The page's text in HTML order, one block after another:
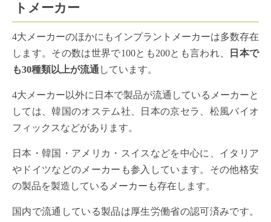
トメーカー
4大メーカーのほかにもインプラントメーカーは多数存在
します。その数は世界で100とも200とも言われ、
日本で
も30種類以上が流通 しています。
4大メーカー以外に日本で製品が流通しているメーカーと
しては、韓国のオステム社、日本の京セラ、松風バイオ
フィックスなどがあります。
日本・韓国・アメリカ・スイスなどを中心に、イタリア
やドイツなどのメーカーも参入しています。その他格安
の製品を製造しているメーカーも存在します。
国内で流通している製品は厚生労働省の認可済みです。